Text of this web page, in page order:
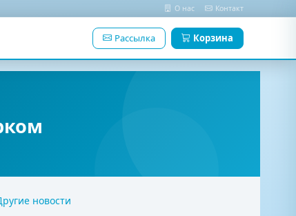
О нас Контакт
Рассылка Корзина
новости